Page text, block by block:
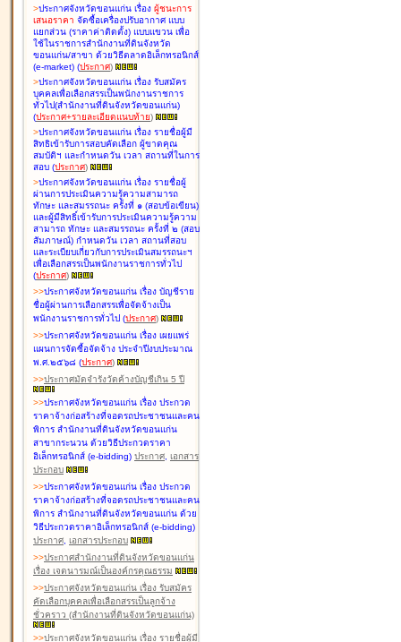
>ประกาศจังหวัดขอนแก่น เรื่อง ผู้ชนะการ
เสนอราคา จัดซื้อเครื่องปรับอากาศ แบบ
แยกส่วน (ราคาค่าติดตั้ง) แบบแขวน เพื่อ
ใช้ในราชการสำนักงานที่ดินจังหวัด
ขอนแก่น/สาขา ด้วยวิธีตลาดอิเล็กทรอนิกส์
(e-market) (ประกาศ)
>ประกาศจังหวัดขอนแก่น เรื่อง รับสมัคร
บุคคลเพื่อเลือกสรรเป็นพนักงานราชการ
ทั่วไป(สำนักงานที่ดินจังหวัดขอนแก่น)
(ประกาศ+รายละเอียดแนบท้าย)
>ประกาศจังหวัดขอนแก่น เรื่อง รายชื่อผู้มี
สิทธิเข้ารับการสอบคัดเลือก ผู้ขาดคุณ
สมบัติฯ และกำหนดวัน เวลา สถานที่ในการ
สอบ (ประกาศ)
>ประกาศจังหวัดขอนแก่น เรื่อง รายชื่อผู้
ผ่านการประเมินความรู้ความสามารถ
ทักษะ และสมรรถนะ ครั้งที่ ๑ (สอบข้อเขียน)
และผู้มีสิทธิ์เข้ารับการประเมินความรู้ความ
สามารถ ทักษะ และสมรรถนะ ครั้งที่ ๒ (สอบ
สัมภาษณ์) กำหนดวัน เวลา สถานที่สอบ
และระเบียบเกี่ยวกับการประเมินสมรรถนะฯ
เพื่อเลือกสรรเป็นพนักงานราชการทั่วไป
(ประกาศ)
>>ประกาศจังหวัดขอนแก่น เรื่อง บัญชีราย
ชื่อผู้ผ่านการเลือกสรรเพื่อจัดจ้างเป็น
พนักงานราชการทั่วไป (ประกาศ)
>>ประกาศจังหวัดขอนแก่น เรื่อง เผยแพร่
แผนการจัดซื้อจัดจ้าง ประจำปีงบประมาณ
พ.ศ.๒๕๖๘ (ประกาศ)
>>ประกาศมัดจำรังวัดค้างบัญชีเกิน 5 ปี
>>ประกาศจังหวัดขอนแก่น เรื่อง ประกวด
ราคาจ้างก่อสร้างที่จอดรถประชาชนและคน
พิการ สำนักงานที่ดินจังหวัดขอนแก่น
สาขากระนวน ด้วยวิธีประกวดราคา
อิเล็กทรอนิกส์ (e-bidding) ประกาศ, เอกสาร
ประกอบ
>>ประกาศจังหวัดขอนแก่น เรื่อง ประกวด
ราคาจ้างก่อสร้างที่จอดรถประชาชนและคน
พิการ สำนักงานที่ดินจังหวัดขอนแก่น ด้วย
วิธีประกวดราคาอิเล็กทรอนิกส์ (e-bidding)
ประกาศ, เอกสารประกอบ
>>ประกาศสำนักงานที่ดินจังหวัดขอนแก่น
เรื่อง เจตนารมณ์เป็นองค์กรคุณธรรม
>>ประกาศจังหวัดขอนแก่น เรื่อง รับสมัคร
คัดเลือกบุคคลเพื่อเลือกสรรเป็นลูกจ้าง
ชั่วคราว (สำนักงานที่ดินจังหวัดขอนแก่น)
>>ประกาศจังหวัดขอนแก่น เรื่อง รายชื่อผู้มี